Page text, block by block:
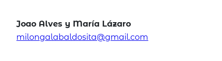
Joao Alves y María Lázaro
milongalabaldosita@gmail.com